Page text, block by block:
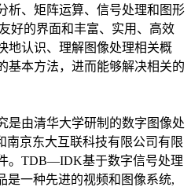
析、矩阵运算、信号处理和图形
好的界面和丰富、实用、高效
地认识、理解图像处理相关概
基本方法，进而能够解决相关的
由清华大学研制的数字图像处
京东大互联科技有限公司有限
。TDB—IDK基于数字信号处理
是一种先进的视频和图像系统,